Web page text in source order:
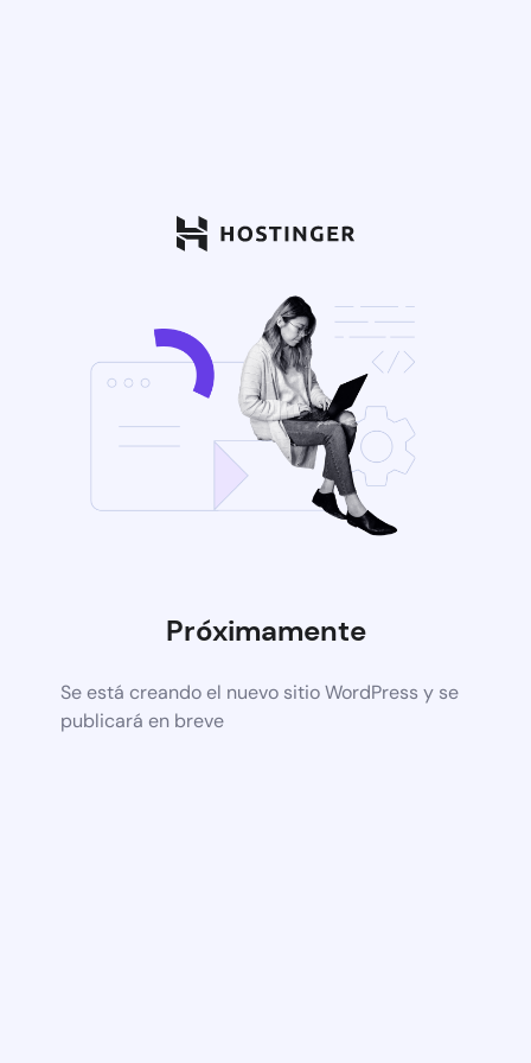
Próximamente
Se está creando el nuevo sitio WordPress y se
publicará en breve